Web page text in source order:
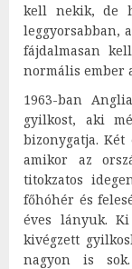
kell nekik, de
leggyorsabban,
fájdalmasan
normális ember
1963-ban
gyilkost, aki
bizonygatja.
amikor az
titokzatos
főhóhér és
éves lányuk.
kivégzett
nagyon is